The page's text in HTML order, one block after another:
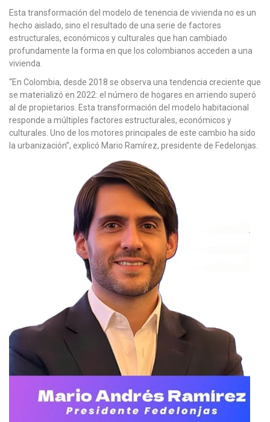
Esta transformación del modelo de tenencia de vivienda no es un
hecho aislado, sino el resultado de una serie de factores
estructurales, económicos y culturales que han cambiado
profundamente la forma en que los colombianos acceden a una
vivienda.
“En Colombia, desde 2018 se observa una tendencia creciente que
se materializó en 2022: el número de hogares en arriendo superó
al de propietarios. Esta transformación del modelo habitacional
responde a múltiples factores estructurales, económicos y
culturales. Uno de los motores principales de este cambio ha sido
la urbanización”, explicó Mario Ramírez, presidente de Fedelonjas.